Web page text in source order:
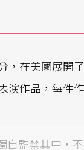
在美國展開
作品，每件
監禁其中，